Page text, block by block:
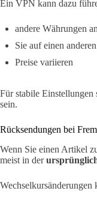
Ein VPN kann dazu
andere Währungen
Sie auf einen
Preise variieren
Für stabile
sein.
Rücksendungen bei
Wenn Sie einen Artikel
meist in der
Wechselkursänderungen